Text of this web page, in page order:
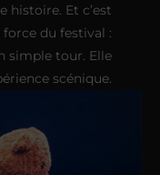
histoire. Et c’est
du festival :
simple tour. Elle
scénique.